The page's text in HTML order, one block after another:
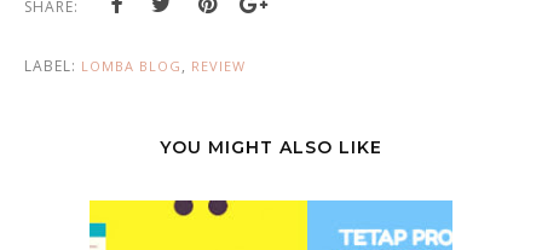
SHARE:
LABEL: LOMBA BLOG , REVIEW
YOU MIGHT ALSO LIKE